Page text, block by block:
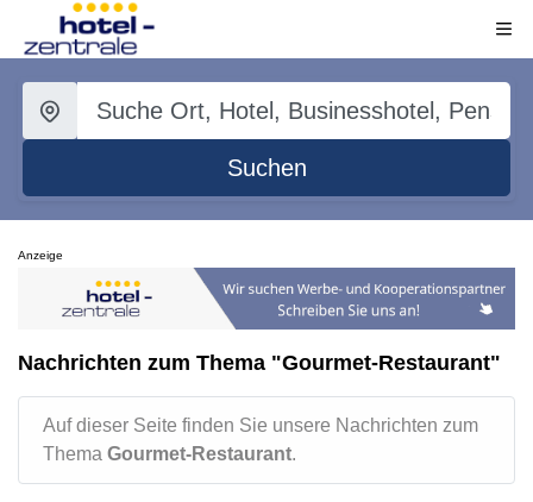
Suchen
Anzeige
Nachrichten zum Thema "Gourmet-Restaurant"
Auf dieser Seite finden Sie unsere Nachrichten zum
Thema Gourmet-Restaurant.